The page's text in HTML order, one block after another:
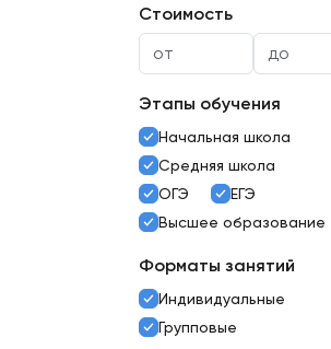
Стоимость
Этапы обучения
Начальная школа
Средняя школа
ОГЭ
ЕГЭ
Высшее образование
Форматы занятий
Индивидуальные
Групповые